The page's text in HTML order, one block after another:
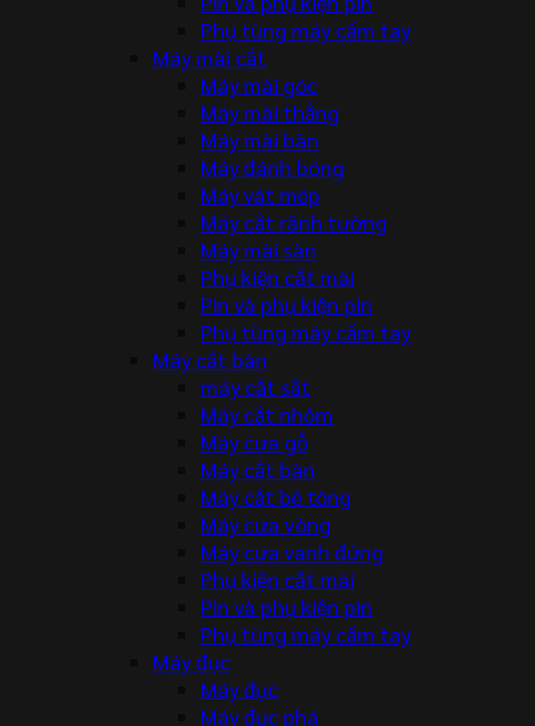
Phụ tùng máy cầm tay
Máy mài cắt
Máy mài góc
Máy mài thẳng
Máy mài bàn
Máy đánh bóng
Máy vát mép
Máy cắt rãnh tường
Máy mài sàn
Phụ kiện cắt mài
Pin và phụ kiện pin
Phụ tùng máy cầm tay
Máy cắt bàn
máy cắt sắt
Máy cắt nhôm
Máy cưa gỗ
Máy cắt bàn
Máy cắt bê tông
Máy cưa vòng
Máy cưa vanh đứng
Phụ kiện cắt mài
Pin và phụ kiện pin
Phụ tùng máy cầm tay
Máy đục
Máy đục
Máy đục phá